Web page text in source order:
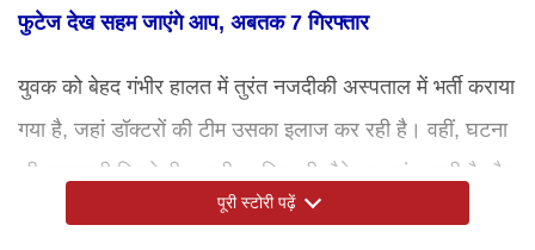
फुटेज देख सहम जाएंगे आप, अबतक 7 गिरफ्तार
युवक को बेहद गंभीर हालत में तुरंत नजदीकी अस्पताल में भर्ती कराया
गया है, जहां डॉक्टरों की टीम उसका इलाज कर रही है। वहीं, घटना
की जानकारी मिलते ही स्थानीय पुलिस भी मौके पर पहुंच चुकी है और
मामले की गहन जाँच-पड़ताल में जुट गई है।युवक ने इतना बड़ा और
पूरी स्टोरी पढ़ें